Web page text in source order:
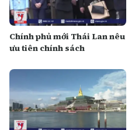
Chính phủ mới Thái Lan nêu
ưu tiên chính sách